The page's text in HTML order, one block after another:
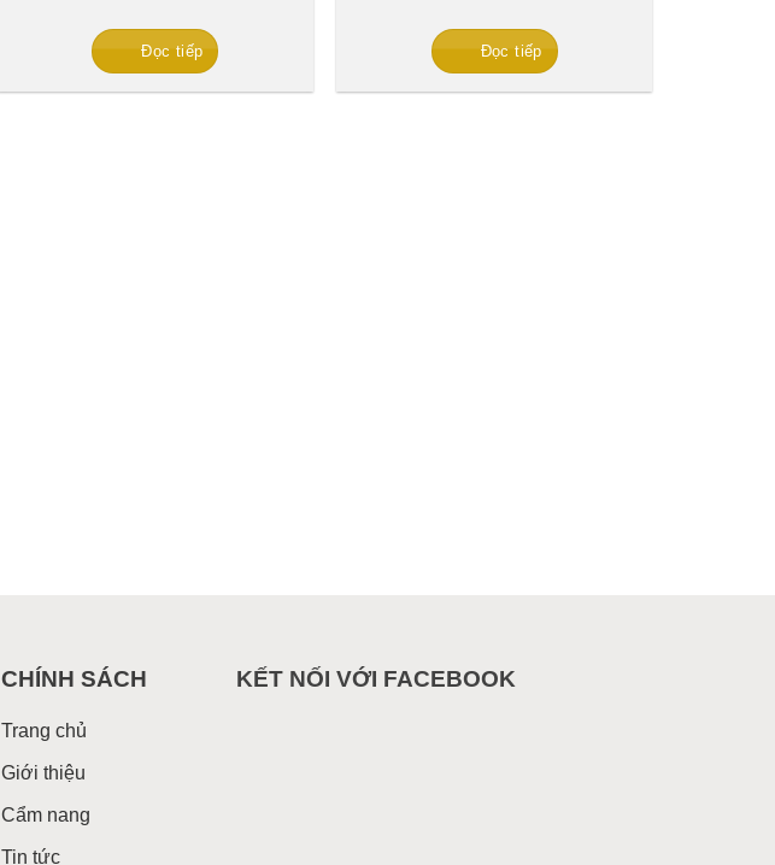
Đọc tiếp Đọc tiếp
CHÍNH SÁCH
Trang chủ
Giới thiệu
Cẩm nang
Tin tức
KẾT NỐI VỚI FACEBOOK